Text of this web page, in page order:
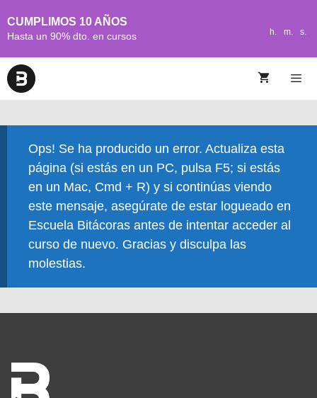
CUMPLIMOS 10 AÑOS
Hasta un 90% dto. en cursos h. m. s.
Ops! Se ha producido un error. Actualiza esta
página (si estás en un PC, pulsa F5; si estás
en un Mac, Cmd + R) y si continúas viendo
este mensaje, asegúrate de estar logueado en
Escuela Bitácoras antes de intentar acceder al
curso de nuevo. Gracias y disculpa las
molestias.